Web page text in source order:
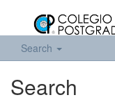
Search
Search